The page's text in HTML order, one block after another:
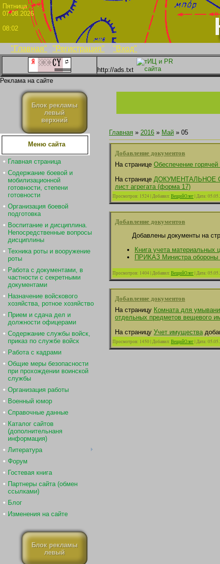
"Главная" "Регистрация" "Вход"
07.08.2026
08:02
http://ads.txt
Реклама на сайте
Блок рекламы
левый
верхний
Меню сайта
Главная страница
Содержание боевой и
мобилизационной
готовности, степени
готовности
Организация боевой
подготовка
Воспитание и дисциплина.
Непосредственные вопросы
дисциплины
Техника роты и вооружение
роты
Работа с документами, в
частности с секретными
документами
Назначение войскового
хозяйства, ротное хозяйство
Прием и сдача дел и
должности офицерами
Содержание службы войск,
приказ по службе войск
Работа с кадрами
Общие меры безопасности
при прохождении воинской
службы
Организация работы
Военный юмор
Справочные данные
Каталог сайтов
(дополнительнаня
информация)
Литература
Форум
Гостевая книга
Партнеры сайта (обмен
ссылками)
Блог
Изменения на сайте
Блок рекламы
левый
Главная » 2016 » Май » 05
Добавление документов
На странице Обеспечение
На странице ДОКУМЕНТАЛЬНОЕ
лист агрегата (форма 17)
Просмотров: 1524|Добавил: ВещийОлег|Дата:
Добавление документов
Добавлены документы на
Книга учета материальных
ПРИКАЗ Министра обороны
Просмотров: 1404|Добавил: ВещийОлег|Дата:
Добавление документов
На страницу Комната для
отдельных предметов вещевого
На страницу Учет имущества
Просмотров: 1450|Добавил: ВещийОлег|Дата: